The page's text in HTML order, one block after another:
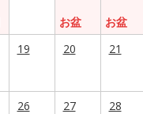
お盆
お盆
19 20 21
26 27 28